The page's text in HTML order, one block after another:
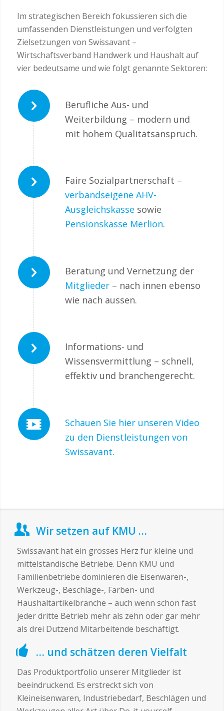
Im strategischen Bereich fokussieren sich die
umfassenden Dienstleistungen und verfolgten
Zielsetzungen von Swissavant –
Wirtschaftsverband Handwerk und Haushalt auf
vier bedeutsame und wie folgt genannte Sektoren:
Berufliche Aus- und
Weiterbildung – modern und
mit hohem Qualitätsanspruch.
Faire Sozialpartnerschaft –
verbandseigene AHV-
Ausgleichskasse sowie
Pensionskasse Merlion.
Beratung und Vernetzung der
Mitglieder– nach innen ebenso
wie nach aussen.
Informations- und
Wissensvermittlung – schnell,
effektiv und branchengerecht.
Schauen Sie hier unseren Video
zu den Dienstleistungen von
Swissavant.
Wir setzen auf KMU …
Swissavant hat ein grosses Herz für kleine und
mittelständische Betriebe. Denn KMU und
Familienbetriebe dominieren die Eisenwaren-,
Werkzeug-, Beschläge-, Farben- und
Haushaltartikelbranche – auch wenn schon fast
jeder dritte Betrieb mehr als zehn oder gar mehr
als drei Dutzend Mitarbeitende beschäftigt.
… und schätzen deren Vielfalt
Das Produktportfolio unserer Mitglieder ist
beeindruckend. Es erstreckt sich von
Kleineisenwaren, Industriebedarf, Beschlägen und